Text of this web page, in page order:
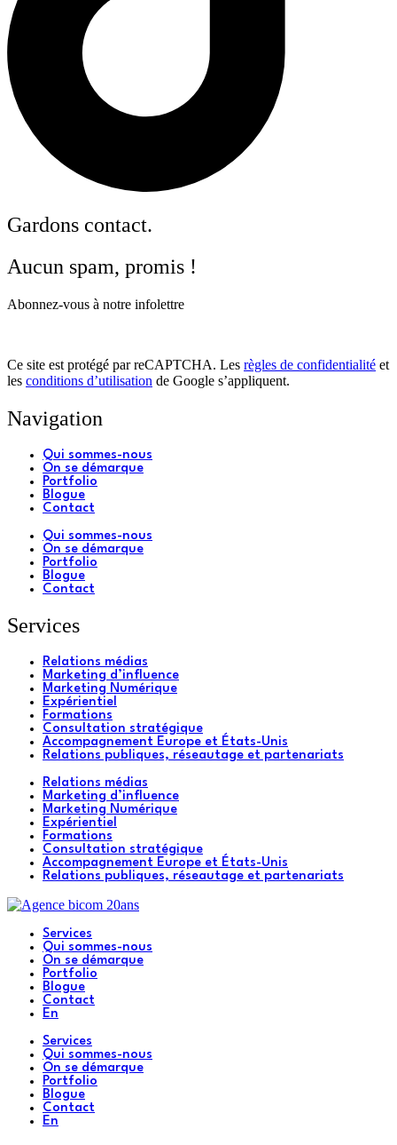
Gardons contact.
Aucun spam, promis !
Abonnez-vous à notre infolettre
Ce site est protégé par reCAPTCHA. Les règles de confidentialité et
les conditions d’utilisation de Google s’appliquent.
Navigation
Qui sommes-nous
On se démarque
Portfolio
Blogue
Contact
Qui sommes-nous
On se démarque
Portfolio
Blogue
Contact
Services
Relations médias
Marketing d’influence
Marketing Numérique
Expérientiel
Formations
Consultation stratégique
Accompagnement Europe et États-Unis
Relations publiques, réseautage et partenariats
Relations médias
Marketing d’influence
Marketing Numérique
Expérientiel
Formations
Consultation stratégique
Accompagnement Europe et États-Unis
Relations publiques, réseautage et partenariats
Services
Qui sommes-nous
On se démarque
Portfolio
Blogue
Contact
En
Services
Qui sommes-nous
On se démarque
Portfolio
Blogue
Contact
En